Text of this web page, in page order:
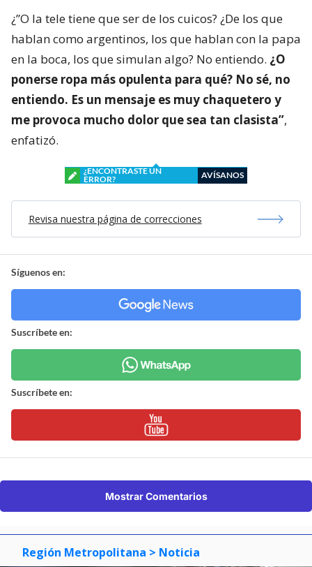
¿”O la tele tiene que ser de los cuicos? ¿De los que
hablan como argentinos, los que hablan con la papa
en la boca, los que simulan algo? No entiendo. ¿O
ponerse ropa más opulenta para qué? No sé, no
entiendo. Es un mensaje es muy chaquetero y
me provoca mucho dolor que sea tan clasista”,
enfatizó.
¿ENCONTRASTE UN
ERROR?
AVÍSANOS
Revisa nuestra página de correcciones
Síguenos en:
Suscríbete en:
Suscríbete en:
Mostrar Comentarios
Región Metropolitana > Noticia